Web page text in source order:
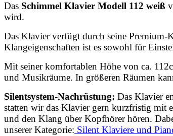
Das Schimmel Klavier Modell 112 weiß
wird.
Das Klavier verfügt durch seine Premium-
Klangeigenschaften ist es sowohl für
Mit seiner komfortablen Höhe von ca.
und Musikräume. In größeren Räumen
Silentsystem-Nachrüstung: Das Klavier
statten wir das Klavier gern kurzfristig mit
und den Klang über Kopfhörer hören.
unserer Kategorie: Silent Klaviere und